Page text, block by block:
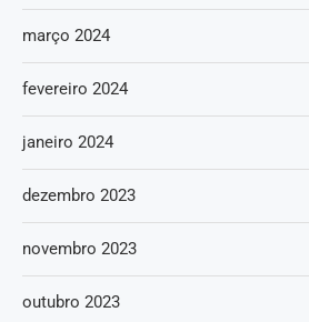
março 2024
fevereiro 2024
janeiro 2024
dezembro 2023
novembro 2023
outubro 2023